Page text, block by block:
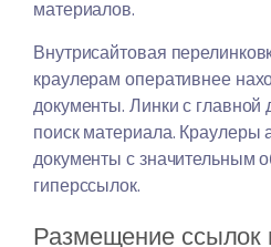
материалов.
Внутрисайтовая
краулерам оперативнее
документы. Линки с главной
поиск материала. Краулеры
документы с значительным
гиперссылок.
Размещение ссылок